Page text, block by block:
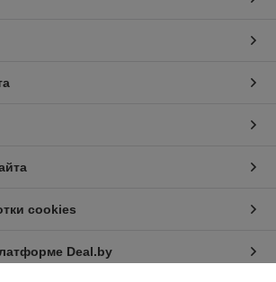
cookies
Deal.by